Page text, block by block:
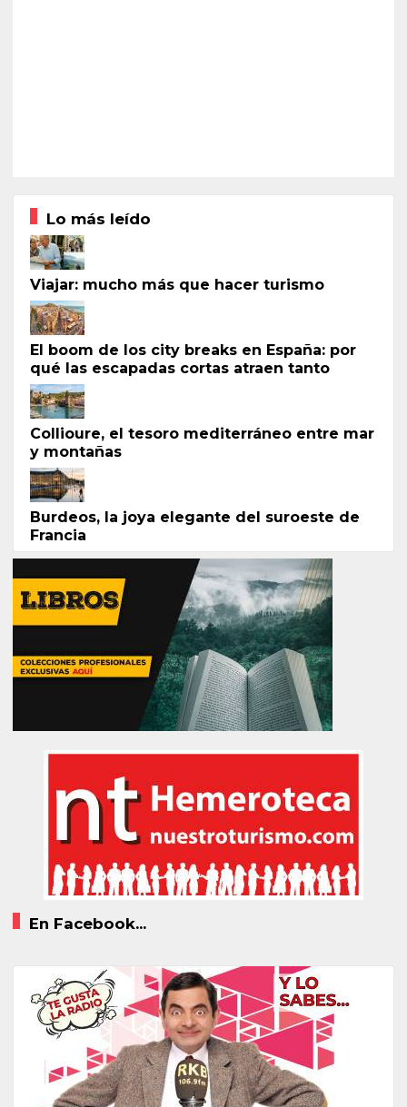
Lo más leído
Viajar: mucho más que hacer turismo
El boom de los city breaks en España: por
qué las escapadas cortas atraen tanto
Collioure, el tesoro mediterráneo entre mar
y montañas
Burdeos, la joya elegante del suroeste de
Francia
En Facebook...